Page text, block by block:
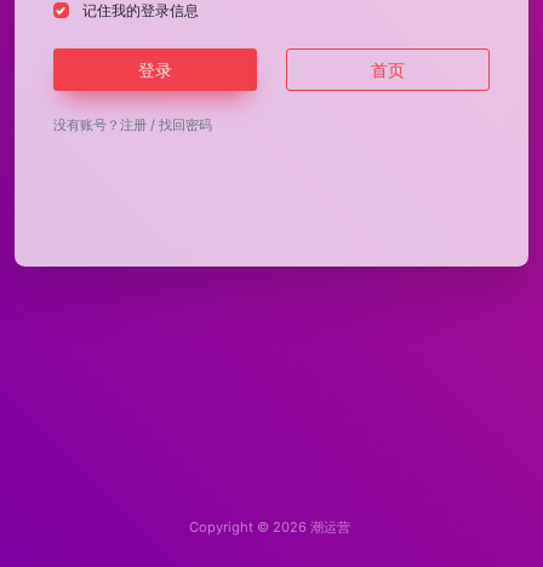
记住我的登录信息
登录 首页
没有账号？ 注册 / 找回密码
Copyright © 2026 潮运营